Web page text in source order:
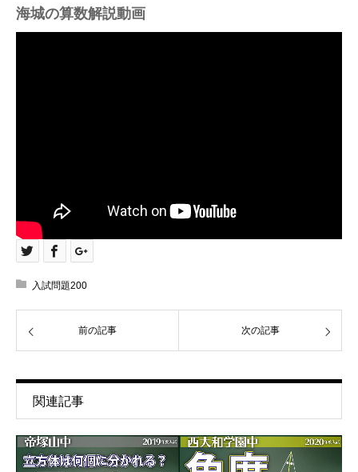
海城の算数解説動画
入試問題200
前の記事 次の記事
関連記事